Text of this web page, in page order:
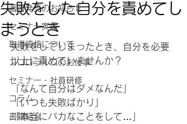
著書発売のお知らせ
セミナー実績
取得資格について
ココロラルゴのお仕事
セミナー・社員研修
コラム
書籍紹介
失敗をした自分を責めてし
まうとき
失敗をしてしまったとき、自分を必要
以上に責めていませんか？
「なんて自分はダメなんだ」
「いつも失敗ばかり」
「本当にバカなことをして…」